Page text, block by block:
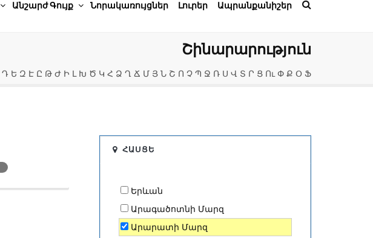
Անշարժ Գույք Նորակառույցներ Լուրեր Ապրանքանիշեր
Շինարարություն
Դ Ե Զ Է Ը Թ Ժ Ի Լ Խ Ծ Կ Հ Ձ Ղ Ճ Մ Յ Ն Շ Ո Չ Պ Ջ Ռ Ս Վ Տ Ր Ց Ու Փ Ք Օ Ֆ
ՀԱՍՑԵ
Երևան
Արագածոտնի Մարզ
Արարատի Մարզ